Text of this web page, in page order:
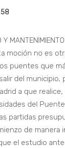
Y
moción no es
puentes que
del municipio,
a que
del
partidas
de manera
el estudio